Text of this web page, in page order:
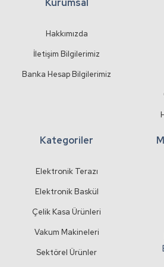
Kurumsal
Hakkımızda
İletişim Bilgilerimiz
Banka Hesap Bilgilerimiz
Kategoriler
Elektronik Terazı
Elektronik Baskül
Çelik Kasa Ürünleri
Vakum Makineleri
Sektörel Ürünler